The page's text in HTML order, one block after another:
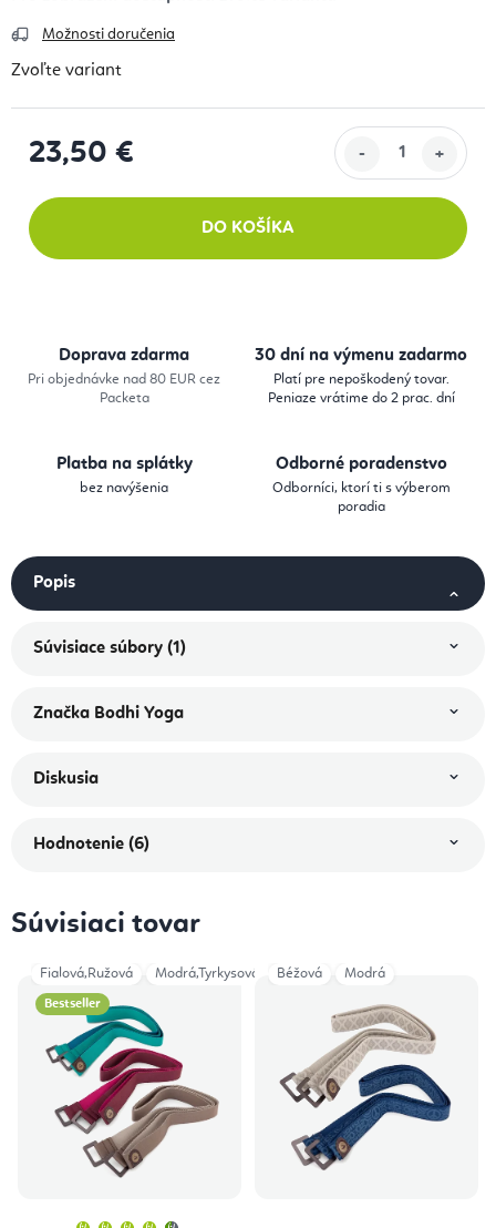
Možnosti doručenia
Zvoľte variant
23,50 €
DO KOŠÍKA
Doprava zdarma
Pri objednávke nad 80 EUR cez
Packeta
30 dní na výmenu zadarmo
Platí pre nepoškodený tovar.
Peniaze vrátime do 2 prac. dní
Platba na splátky
bez navýšenia
Odborné poradenstvo
Odborníci, ktorí ti s výberom
poradia
Popis
Súvisiace súbory (1)
Značka Bodhi Yoga
Diskusia
Hodnotenie (6)
Súvisiaci tovar
Bestseller
Fialová,Ružová Modrá,Tyrkysová Šedá
Béžová Modrá